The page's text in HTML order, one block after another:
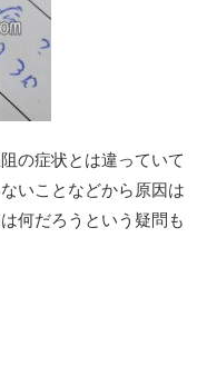
の症状とは違っていて
いことなどから原因は
何だろうという疑問も